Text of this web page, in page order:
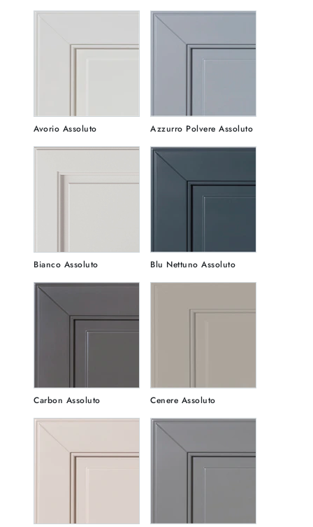
Avorio Assoluto Azzurro Polvere Assoluto
Bianco Assoluto Blu Nettuno Assoluto
Carbon Assoluto Cenere Assoluto